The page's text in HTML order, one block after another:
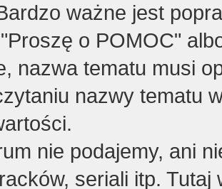
ważne jest
o POMOC"
nazwa tematu musi
nazwy tematu
nie podajemy, ani
seriali itp. Tutaj